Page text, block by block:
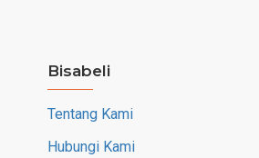
Bisabeli
Tentang Kami
Hubungi Kami